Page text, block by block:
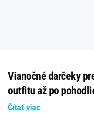
Vianočné darčeky
outfitu až po
Čítať viac